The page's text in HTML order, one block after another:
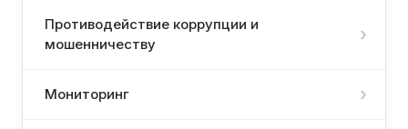
Противодействие коррупции и
мошенничеству
Мониторинг